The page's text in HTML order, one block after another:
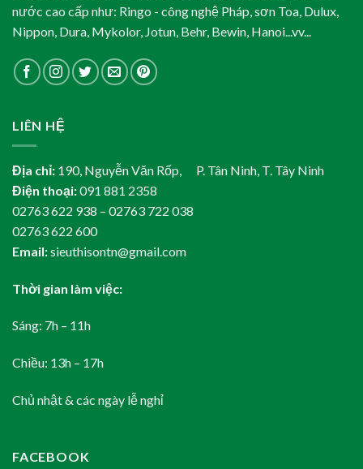
nước cao cấp như: Ringo - công nghệ Pháp, sơn Toa, Dulux,
Nippon, Dura, Mykolor, Jotun, Behr, Bewin, Hanoi...vv...
LIÊN HỆ
Địa chỉ: 190, Nguyễn Văn Rốp, P. Tân Ninh, T. Tây Ninh
Điện thoại:091 881 2358
02763 622 938 – 02763 722 038
02763 622 600
Email:sieuthisontn@gmail.com
Thời gian làm việc:
Sáng: 7h – 11h
Chiều: 13h – 17h
Chủ nhật & các ngày lễ nghỉ
FACEBOOK